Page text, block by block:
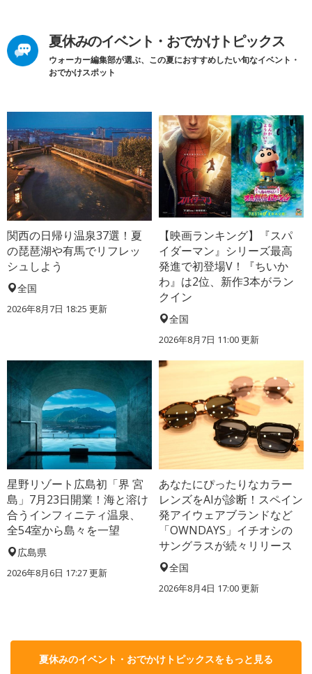
夏休みのイベント・おでかけトピックス
ウォーカー編集部が選ぶ、この夏におすすめしたい旬なイベント・
おでかけスポット
関西の日帰り温泉37選！夏
の琵琶湖や有馬でリフレッ
シュしよう
全国
2026年8月7日 18:25 更新
【映画ランキング】『スパ
イダーマン』シリーズ最高
発進で初登場V！『ちいか
わ』は2位、新作3本がラン
クイン
全国
2026年8月7日 11:00更新
星野リゾート広島初「界 宮
島」7月23日開業！海と溶け
合うインフィニティ温泉、
全54室から島々を一望
広島県
2026年8月6日 17:27更新
あなたにぴったりなカラー
レンズをAIが診断！スペイン
発アイウェアブランドなど
「OWNDAYS」イチオシの
サングラスが続々リリース
全国
2026年8月4日 17:00更新
夏休みのイベント・おでかけトピックスをもっと見る